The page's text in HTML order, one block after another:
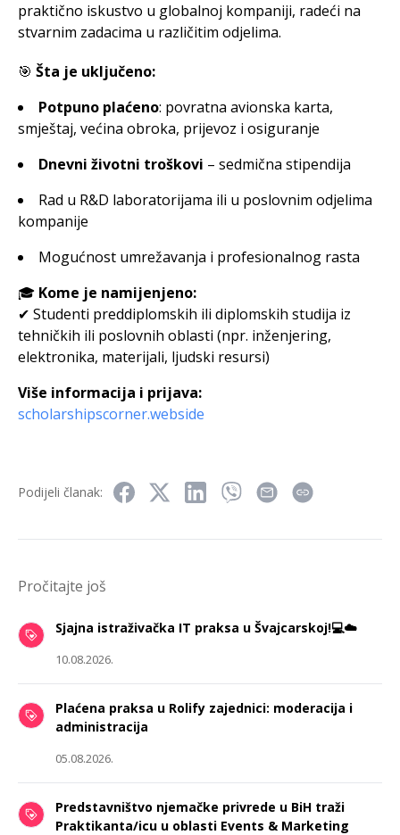
praktično iskustvo u globalnoj kompaniji, radeći na
stvarnim zadacima u različitim odjelima.
🎯 Šta je uključeno:
Potpuno plaćeno: povratna avionska karta,
smještaj, većina obroka, prijevoz i osiguranje
Dnevni životni troškovi – sedmična stipendija
Rad u R&D laboratorijama ili u poslovnim odjelima
kompanije
Mogućnost umrežavanja i profesionalnog rasta
🎓 Kome je namijenjeno:
✔ Studenti preddiplomskih ili diplomskih studija iz
tehničkih ili poslovnih oblasti (npr. inženjering,
elektronika, materijali, ljudski resursi)
Više informacija i prijava:
scholarshipscorner.webside
Podijeli članak:
Pročitajte još
Sjajna istraživačka IT praksa u Švajcarskoj!💻☁️
10.08.2026.
Plaćena praksa u Rolify zajednici: moderacija i
administracija
05.08.2026.
Predstavništvo njemačke privrede u BiH traži
Praktikanta/icu u oblasti Events & Marketing